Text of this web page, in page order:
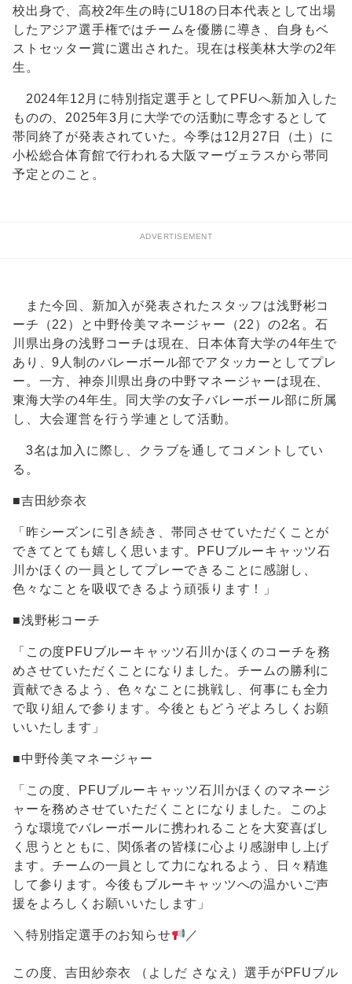
校出身で、高校2年生の時にU18の日本代表として出場
したアジア選手権ではチームを優勝に導き、自身もベ
ストセッター賞に選出された。現在は桜美林大学の2年
生。
2024年12月に特別指定選手としてPFUへ新加入した
ものの、2025年3月に大学での活動に専念するとして
帯同終了が発表されていた。今季は12月27日（土）に
小松総合体育館で行われる大阪マーヴェラスから帯同
予定とのこと。
ADVERTISEMENT
また今回、新加入が発表されたスタッフは浅野彬コ
ーチ（22）と中野伶美マネージャー（22）の2名。石
川県出身の浅野コーチは現在、日本体育大学の4年生で
あり、9人制のバレーボール部でアタッカーとしてプレ
ー。一方、神奈川県出身の中野マネージャーは現在、
東海大学の4年生。同大学の女子バレーボール部に所属
し、大会運営を行う学連として活動。
3名は加入に際し、クラブを通してコメントしてい
る。
■吉田紗奈衣
「昨シーズンに引き続き、帯同させていただくことが
できてとても嬉しく思います。PFUブルーキャッツ石
川かほくの一員としてプレーできることに感謝し、
色々なことを吸収できるよう頑張ります！」
■浅野彬コーチ
「この度PFUブルーキャッツ石川かほくのコーチを務
めさせていただくことになりました。チームの勝利に
貢献できるよう、色々なことに挑戦し、何事にも全力
で取り組んで参ります。今後ともどうぞよろしくお願
いいたします」
■中野伶美マネージャー
「この度、PFUブルーキャッツ石川かほくのマネージ
ャーを務めさせていただくことになりました。このよ
うな環境でバレーボールに携われることを大変喜ばし
く思うとともに、関係者の皆様に心より感謝申し上げ
ます。チームの一員として力になれるよう、日々精進
して参ります。今後もブルーキャッツへの温かいご声
援をよろしくお願いいたします」
＼特別指定選手のお知らせ ／
この度、吉田紗奈衣 （よしだ さなえ）選手がPFUブル